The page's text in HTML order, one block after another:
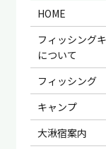
HOME
フィッシング
について
フィッシング
キャンプ
大湫宿案内